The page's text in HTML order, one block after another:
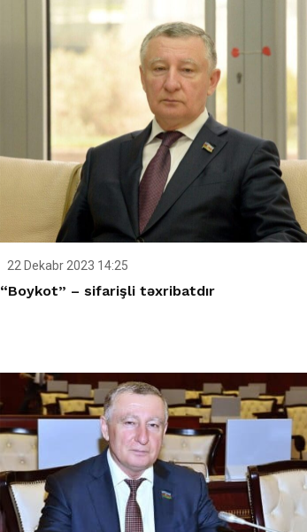
22 Dekabr 2023 14:25
“Boykot” – sifarişli təxribatdır